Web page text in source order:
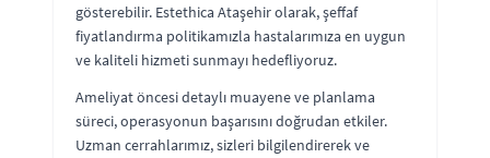
gösterebilir. Estethica Ataşehir olarak, şeffaf
fiyatlandırma politikamızla hastalarımıza en uygun
ve kaliteli hizmeti sunmayı hedefliyoruz.
Ameliyat öncesi detaylı muayene ve planlama
süreci, operasyonun başarısını doğrudan etkiler.
Uzman cerrahlarımız, sizleri bilgilendirerek ve